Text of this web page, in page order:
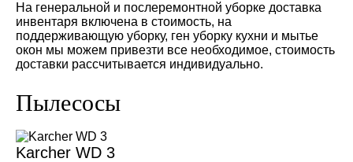
На генеральной и послеремонтной уборке доставка
инвентаря включена в стоимость, на
поддерживающую уборку, ген уборку кухни и мытье
окон мы можем привезти все необходимое, стоимость
доставки рассчитывается индивидуально.
Пылесосы
Karcher WD 3